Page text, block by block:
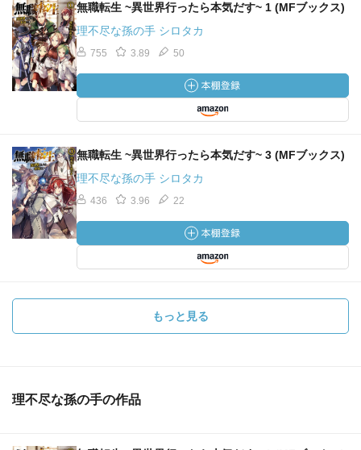
無職転生 ~異世界行ったら本気だす~ 1 (MFブックス)
理不尽な孫の手 シロタカ
755 3.89 50
無職転生 ~異世界行ったら本気だす~ 3 (MFブックス)
理不尽な孫の手 シロタカ
436 3.96 22
もっと見る
理不尽な孫の手の作品